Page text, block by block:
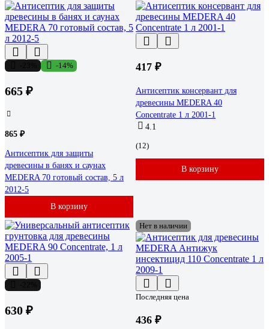
-14%
665 ₽
865 ₽
Антисептик для защиты
древесины в банях и саунах
MEDERA 70 готовый состав, 5 л
2012-5
В корзину
417 ₽
Антисептик консервант для
древесины MEDERA 40
Concentrate 1 л 2001-1
4.1
(12)
В корзину
630 ₽
Нет в наличии
Последняя цена
436 ₽